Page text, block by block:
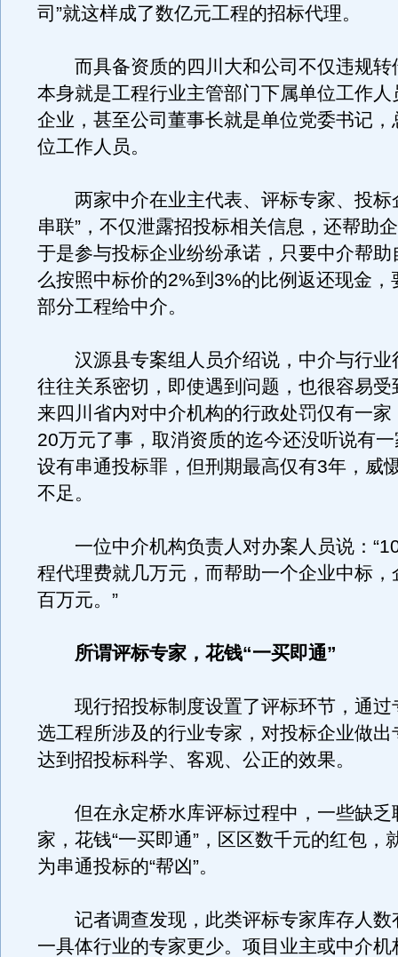
司”就这样成了数亿元工程的招标代理。
而具备资质的四川大和公司不仅违规转
本身就是工程行业主管部门下属单位工作人
企业，甚至公司董事长就是单位党委书记，
位工作人员。
两家中介在业主代表、评标专家、投标
串联”，不仅泄露招投标相关信息，还帮助
于是参与投标企业纷纷承诺，只要中介帮助
么按照中标价的2%到3%的比例返还现金，
部分工程给中介。
汉源县专案组人员介绍说，中介与行业
往往关系密切，即使遇到问题，也很容易受
来四川省内对中介机构的行政处罚仅有一家
20万元了事，取消资质的迄今还没听说有
设有串通投标罪，但刑期最高仅有3年，威
不足。
一位中介机构负责人对办案人员说：
程代理费就几万元，而帮助一个企业中标，
百万元。”
所谓评标专家，花钱“一买即通”
现行招投标制度设置了评标环节，通过
选工程所涉及的行业专家，对投标企业做出
达到招投标科学、客观、公正的效果。
但在永定桥水库评标过程中，一些缺乏
家，花钱“一买即通”，区区数千元的红包，
为串通投标的“帮凶”。
记者调查发现，此类评标专家库存人数
一具体行业的专家更少。项目业主或中介机